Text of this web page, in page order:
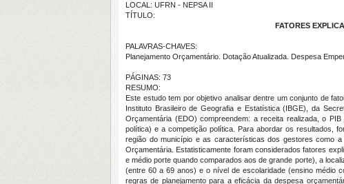
LOCAL: UFRN - NEPSA II
TÍTULO:
FATORES
PALAVRAS-CHAVES:
Planejamento Orçamentário. Dotação Atualizada. Despesa
PÁGINAS: 73
RESUMO:
Este estudo tem por objetivo analisar dentre um conjunto de
Instituto Brasileiro de Geografia e Estatística (IBGE), da
Orçamentária (EDO) compreendem: a receita realizada, o PIB
política) e a competição política. Para abordar os resultados,
região do município e as características dos gestores como a
Orçamentária. Estatisticamente foram considerados fatores
e médio porte quando comparados aos de grande porte), a
(entre 60 a 69 anos) e o nível de escolaridade (ensino médio
regras de planejamento para a eficácia da despesa